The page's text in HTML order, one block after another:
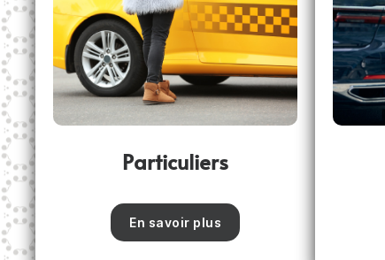
Particuliers
En savoir plus